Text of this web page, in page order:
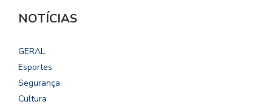
NOTÍCIAS
GERAL
Esportes
Segurança
Cultura